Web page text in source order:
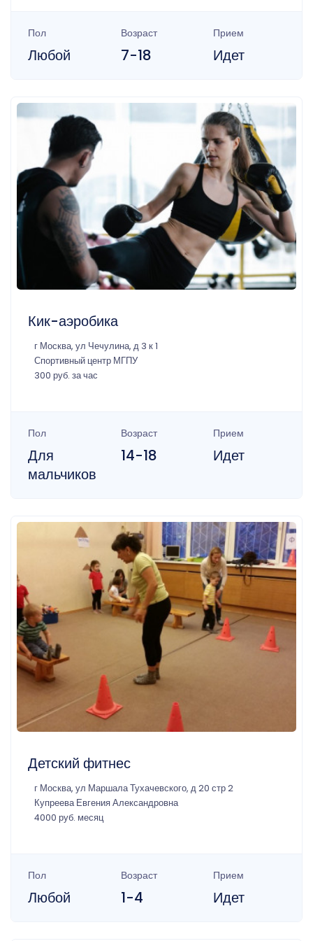
Пол
Любой
Возраст
7-18
Прием
Идет
Кик-аэробика
г Москва, ул Чечулина, д 3 к 1
Спортивный центр МГПУ
300 руб. за час
Пол
Для
мальчиков
Возраст
14-18
Прием
Идет
Детский фитнес
г Москва, ул Маршала Тухачевского, д 20 стр 2
Купреева Евгения Александровна
4000 руб. месяц
Пол
Любой
Возраст
1-4
Прием
Идет